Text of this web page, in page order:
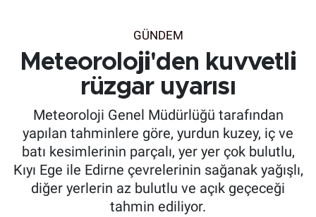
GÜNDEM
Meteoroloji'den kuvvetli
rüzgar uyarısı
Meteoroloji Genel Müdürlüğü tarafından
yapılan tahminlere göre, yurdun kuzey, iç ve
batı kesimlerinin parçalı, yer yer çok bulutlu,
Kıyı Ege ile Edirne çevrelerinin sağanak yağışlı,
diğer yerlerin az bulutlu ve açık geçeceği
tahmin ediliyor.